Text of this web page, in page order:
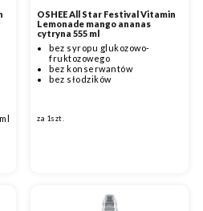
OSHEE All Star Festival Vitamin
Lemonade mango ananas
cytryna 555 ml
bez syropu glukozowo-
fruktozowego
bez konserwantów
bez słodzików
za 1szt.